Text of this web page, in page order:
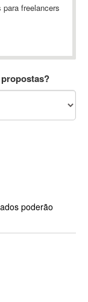
freelancers
poderão